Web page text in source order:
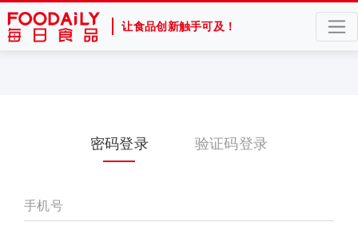
让食品创新触手可及！
密码登录 验证码登录
手机号